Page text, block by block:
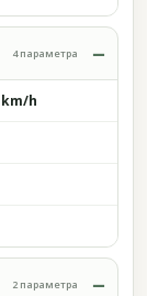
4 параметра
km/h
2 параметра